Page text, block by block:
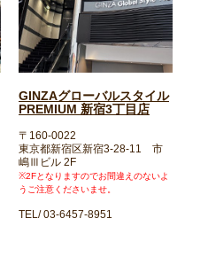
GINZAグローバルスタイル
PREMIUM 新宿3丁目店
〒160-0022
東京都新宿区新宿3-28-11 市
嶋Ⅲビル 2F
※2Fとなりますのでお間違えのないよ
うご注意くださいませ。
TEL/ 03-6457-8951